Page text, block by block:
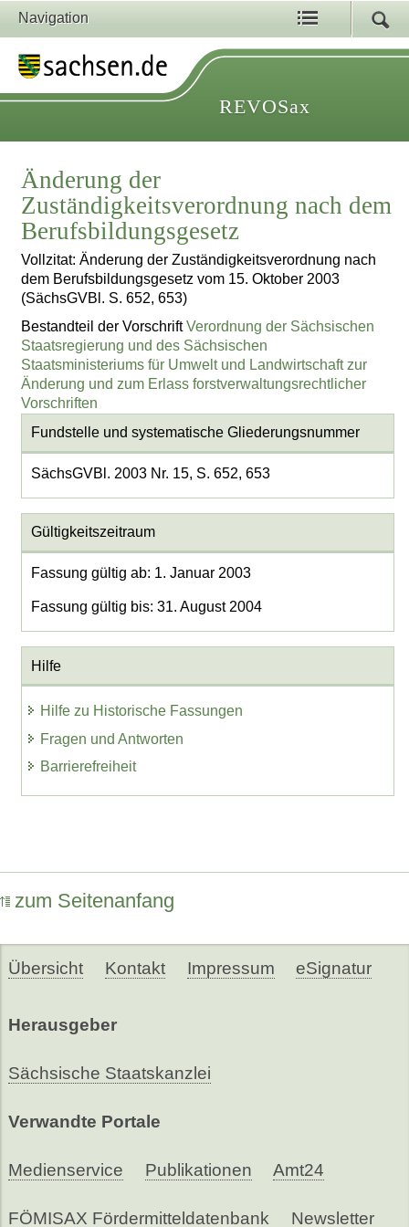
Navigation
REVOSax
Änderung der
Zuständigkeitsverordnung nach dem
Berufsbildungsgesetz
Vollzitat: Änderung der Zuständigkeitsverordnung nach
dem Berufsbildungsgesetz vom 15. Oktober 2003
(SächsGVBl. S. 652, 653)
Bestandteil der VorschriftVerordnung der Sächsischen
Staatsregierung und des Sächsischen
Staatsministeriums für Umwelt und Landwirtschaft zur
Änderung und zum Erlass forstverwaltungsrechtlicher
Vorschriften
Fundstelle und systematische Gliederungsnummer
SächsGVBl. 2003 Nr. 15, S. 652, 653
Gültigkeitszeitraum
Fassung gültig ab: 1. Januar 2003
Fassung gültig bis: 31. August 2004
Hilfe
Hilfe zu Historische Fassungen
Fragen und Antworten
Barrierefreiheit
zum Seitenanfang
Übersicht Kontakt Impressum eSignatur
Herausgeber
Sächsische Staatskanzlei
Verwandte Portale
Medienservice Publikationen Amt24
FÖMISAX Fördermitteldatenbank Newsletter